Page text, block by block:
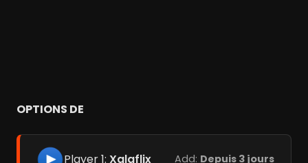
OPTIONS DE
Player 1: Xalaflix Add: Depuis 3 jours